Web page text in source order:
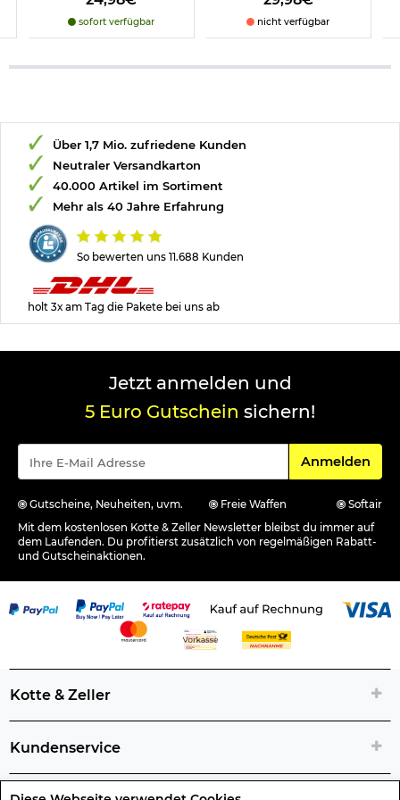
sofort verfügbar nicht verfügbar
So bewerten uns 11.688 Kunden
Über 1,7 Mio. zufriedene Kunden
Neutraler Versandkarton
40.000 Artikel im Sortiment
Mehr als 40 Jahre Erfahrung
holt 3x am Tag die Pakete bei uns ab
Jetzt anmelden und
5 Euro Gutschein sichern!
Für den
Anmelden
Gutscheine, Neuheiten, uvm. Freie Waffen
Softair
Mit dem kostenlosen Kotte & Zeller Newsletter bleibst du immer auf
dem Laufenden. Du profitierst zusätzlich von regelmäßigen Rabatt-
und Gutscheinaktionen.
Kotte & Zeller
Kundenservice